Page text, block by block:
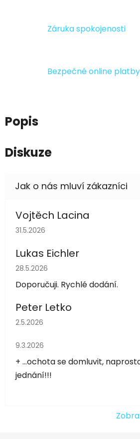
Záruka spokojenosti
Bezpečné online platby
Popis
Diskuze
Vojtěch Lacina
Hodnocení obchodu je 5 z 5
31.5.2026
Lukas Eichler
Hodnocení obchodu je 5 z 5
28.5.2026
Doporučuji. Rychlé dodání.
Peter Letko
Hodnocení obchodu je 5 z 5
2.5.2026
Hodnocení obchodu je 5 z 5
9.3.2026
+ ...ochota se domluvit,
jednání!!!